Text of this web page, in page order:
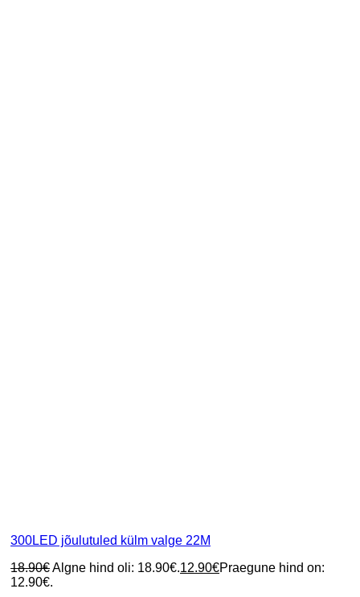
300LED jõulutuled külm valge 22M
18.90€Algne hind oli: 18.90€.12.90€Praegune hind on:
12.90€.